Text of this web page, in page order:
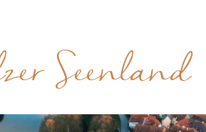
Seenland